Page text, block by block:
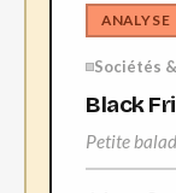
ANALYSE
Sociétés
Black
Petite